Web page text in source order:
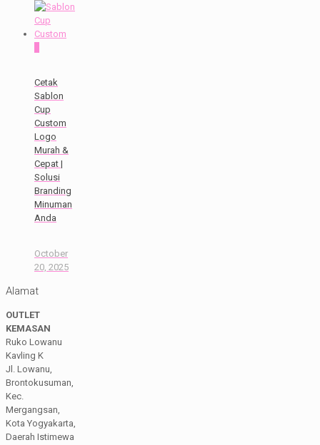
Cetak
Sablon
Cup
Custom
Logo
Murah &
Cepat |
Solusi
Branding
Minuman
Anda
October
20, 2025
Alamat
OUTLET
KEMASAN
Ruko Lowanu
Kavling K
Jl. Lowanu,
Brontokusuman,
Kec.
Mergangsan,
Kota Yogyakarta,
Daerah Istimewa